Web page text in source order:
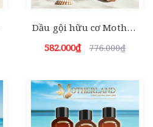
Dầu gội hữu cơ Motherland Argan & Moringa| Giảm rụng | Kích thích mọc tóc | Kiềm dầu chống bết tóc
582.000₫
776.000₫